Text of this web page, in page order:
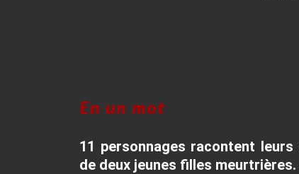
En un mot
11 personnages racontent
de deux jeunes filles meurtrières.